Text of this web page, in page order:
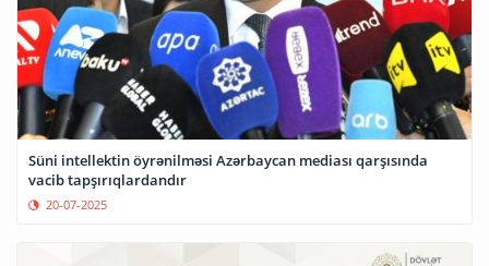
Süni intellektin öyrənilməsi Azərbaycan mediası qarşısında
vacib tapşırıqlardandır
20-07-2025